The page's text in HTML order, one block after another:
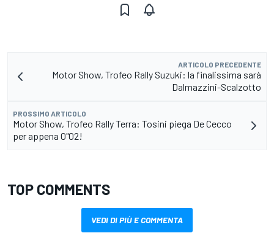
ARTICOLO PRECEDENTE
Motor Show, Trofeo Rally Suzuki: la finalissima sarà
Dalmazzini-Scalzotto
PROSSIMO ARTICOLO
Motor Show, Trofeo Rally Terra: Tosini piega De Cecco
per appena 0"02!
TOP COMMENTS
VEDI DI PIÙ E COMMENTA